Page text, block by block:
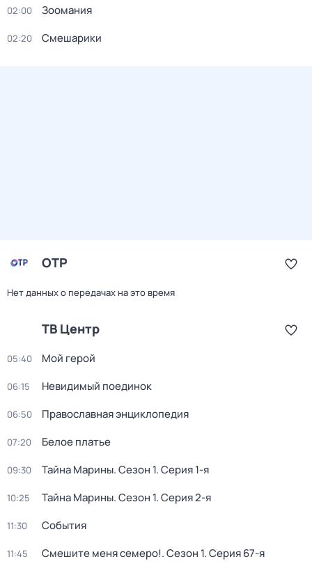
02:00 Зоомания
02:20 Смешарики
ОТР
Нет данных о передачах на это время
ТВ Центр
05:40 Мой герой
06:15 Невидимый поединок
06:50 Православная энциклопедия
07:20 Белое платье
09:30 Тайна Марины. Сезон 1. Серия 1-я
10:25 Тайна Марины. Сезон 1. Серия 2-я
11:30 События
11:45 Смешите меня семеро!. Сезон 1. Серия 67-я